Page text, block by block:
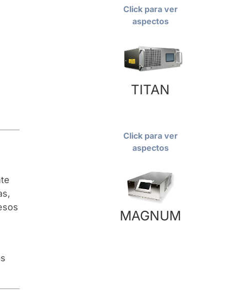
Click para ver
aspectos
TITAN
Click para ver
aspectos
MAGNUM